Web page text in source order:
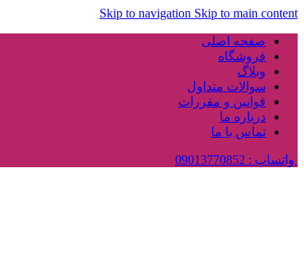
Skip to navigation Skip to main content
صفحه اصلی
فروشگاه
وبلاگ
سوالات متداول
قوانین و مقررات
درباره ما
تماس با ما
واتساپ : 09013770852